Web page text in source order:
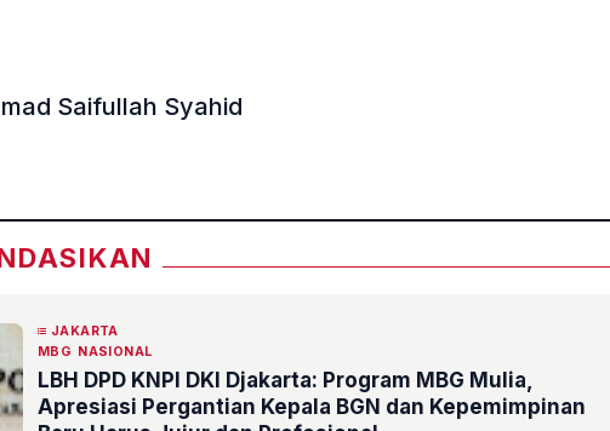
Saifullah Syahid
JAKARTA
MBG NASIONAL
LBH DPD KNPI DKI Djakarta: Program MBG Mulia,
Apresiasi Pergantian Kepala BGN dan Kepemimpinan